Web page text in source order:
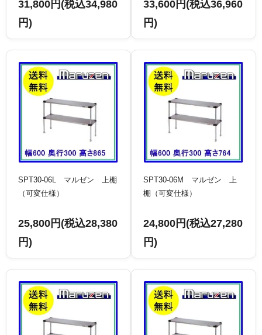
31,800円(税込34,980
円)
33,600円(税込36,960
円)
SPT30-06L マルゼン 上棚
（可変仕様）
25,800円(税込28,380
円)
SPT30-06M マルゼン 上
棚（可変仕様）
24,800円(税込27,280
円)